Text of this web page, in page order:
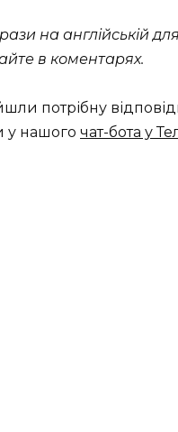
на англійській для
в коментарях.
потрібну
у нашого чат-бота у